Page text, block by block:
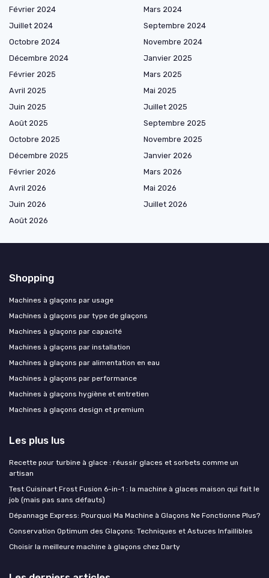
Février 2024
Mars 2024
Juillet 2024
Septembre 2024
Octobre 2024
Novembre 2024
Décembre 2024
Janvier 2025
Février 2025
Mars 2025
Avril 2025
Mai 2025
Juin 2025
Juillet 2025
Août 2025
Septembre 2025
Octobre 2025
Novembre 2025
Décembre 2025
Janvier 2026
Février 2026
Mars 2026
Avril 2026
Mai 2026
Juin 2026
Juillet 2026
Août 2026
Shopping
Machines à glaçons par usage
Machines à glaçons par type de glaçons
Machines à glaçons par capacité
Machines à glaçons par installation
Machines à glaçons par alimentation en eau
Machines à glaçons par performance
Machines à glaçons hygiène et entretien
Machines à glaçons design et premium
Les plus lus
Recette pour turbine à glace : réussir glaces et sorbets comme un
artisan
Test Cuisinart Frost Fusion 6-in-1 : la machine à glaces maison qui fait le
job (mais pas sans défauts)
Dépannage Express: Pourquoi Ma Machine à Glaçons Ne Fonctionne Plus?
Conservation Optimum des Glaçons: Techniques et Astuces Infaillibles
Choisir la meilleure machine à glaçons chez Darty